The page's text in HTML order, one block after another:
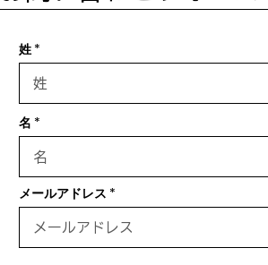
姓
名
メールアドレス